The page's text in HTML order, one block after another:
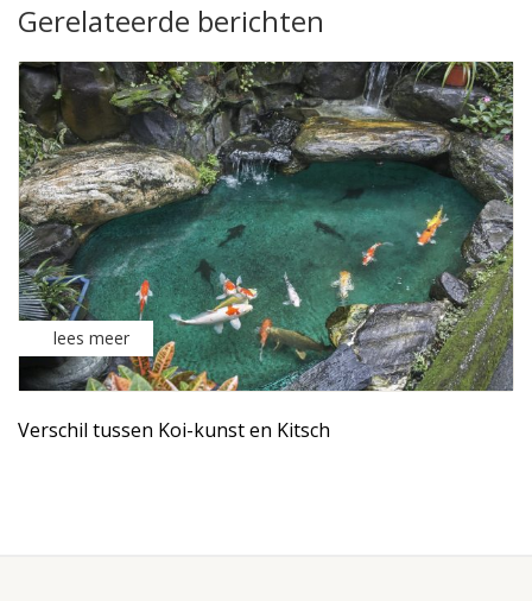
Gerelateerde berichten
lees meer
Verschil tussen Koi-kunst en Kitsch